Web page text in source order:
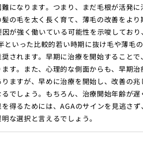
になります。つまり、まだ毛根が活発
の毛を太く長く育て、薄毛の改善をよ
が強く働いている可能性を示唆してお
いった比較的若い時期に抜け毛や薄毛
されます。早期に治療を開始すること
す。また、心理的な側面からも、早期
ますが、早めに治療を開始し、改善の
でしょう。もちろん、治療開始年齢が
得るためには、AGAのサインを見逃さ
な選択と言えるでしょう。